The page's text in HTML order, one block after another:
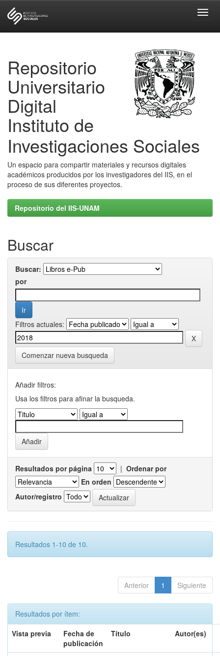
Repositorio
Universitario
Digital
Instituto de
Investigaciones Sociales
Un espacio para compartir materiales y recursos digitales
académicos producidos por los investigadores del IIS, en el
proceso de sus diferentes proyectos.
Repositorio del IIS-UNAM
Buscar
Buscar:
por
Filtros actuales:
Comenzar nueva busqueda
Añadir filtros:
Usa los filtros para afinar la busqueda.
Resultados por página | Ordenar por
En orden
Autor/registro
Resultados 1-10 de 10.
Anterior 1 Siguiente
Resultados por ítem:
Vista previa
Fecha de
publicación
Título Autor(es)